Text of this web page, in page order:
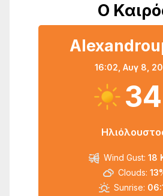
Ο
16:02, Αυγ 8,
34
Wind Gust: 18
Clouds:
Sunrise: